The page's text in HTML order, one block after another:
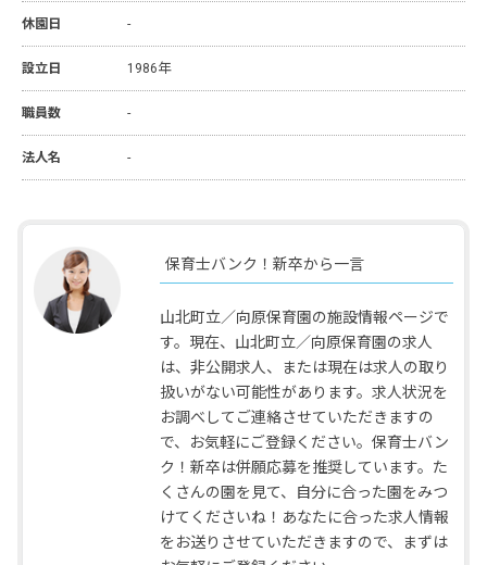
休園日 -
設立日 1986年
職員数 -
法人名 -
保育士バンク！新卒から一言
山北町立／向原保育園の施設情報ページで
す。現在、山北町立／向原保育園の求人
は、非公開求人、または現在は求人の取り
扱いがない可能性があります。求人状況を
お調べしてご連絡させていただきますの
で、お気軽にご登録ください。保育士バン
ク！新卒は併願応募を推奨しています。た
くさんの園を見て、自分に合った園をみつ
けてくださいね！あなたに合った求人情報
をお送りさせていただきますので、まずは